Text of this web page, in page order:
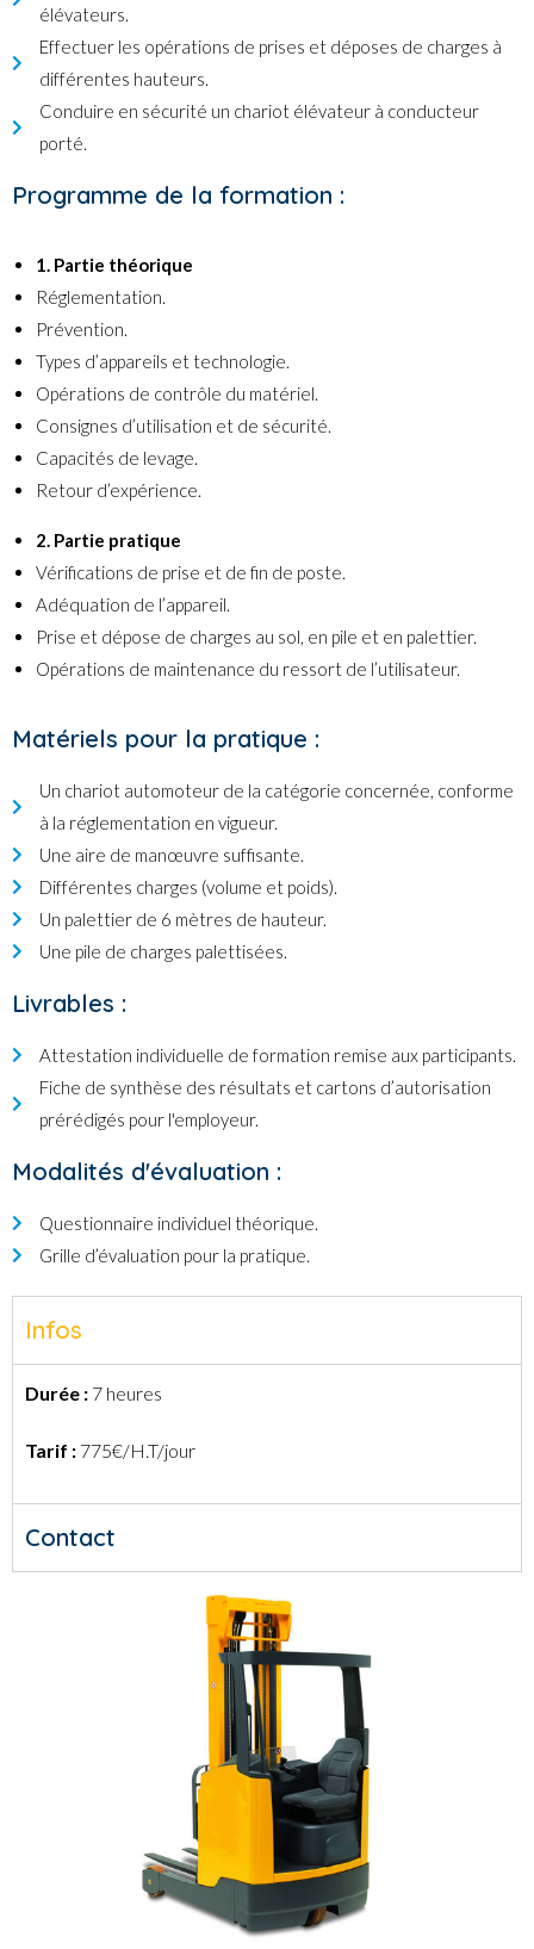
élévateurs.
Effectuer les opérations de prises et déposes de charges à
différentes hauteurs.
Conduire en sécurité un chariot élévateur à conducteur
porté.
Programme de la formation :
1. Partie théorique
Réglementation.
Prévention.
Types d’appareils et technologie.
Opérations de contrôle du matériel.
Consignes d’utilisation et de sécurité.
Capacités de levage.
Retour d’expérience.
2. Partie pratique
Vérifications de prise et de fin de poste.
Adéquation de l’appareil.
Prise et dépose de charges au sol, en pile et en palettier.
Opérations de maintenance du ressort de l’utilisateur.
Matériels pour la pratique :
Un chariot automoteur de la catégorie concernée, conforme
à la réglementation en vigueur.
Une aire de manœuvre suffisante.
Différentes charges (volume et poids).
Un palettier de 6 mètres de hauteur.
Une pile de charges palettisées.
Livrables :
Attestation individuelle de formation remise aux participants.
Fiche de synthèse des résultats et cartons d’autorisation
prérédigés pour l'employeur.
Modalités d'évaluation :
Questionnaire individuel théorique.
Grille d’évaluation pour la pratique.
Infos
Durée : 7 heures
Tarif : 775€/H.T/jour
Contact